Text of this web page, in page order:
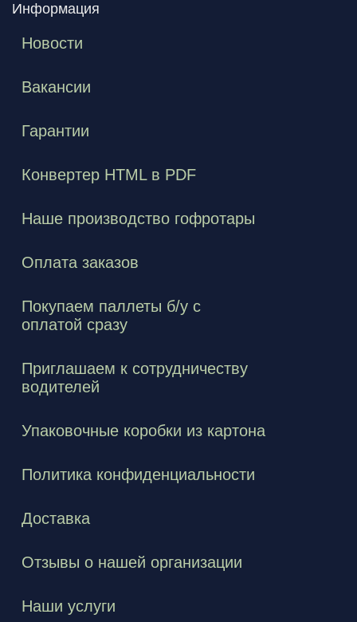
Информация
Новости
Вакансии
Гарантии
Конвертер HTML в PDF
Наше производство гофротары
Оплата заказов
Покупаем паллеты б/у с
оплатой сразу
Приглашаем к сотрудничеству
водителей
Упаковочные коробки из картона
Политика конфиденциальности
Доставка
Отзывы о нашей организации
Наши услуги